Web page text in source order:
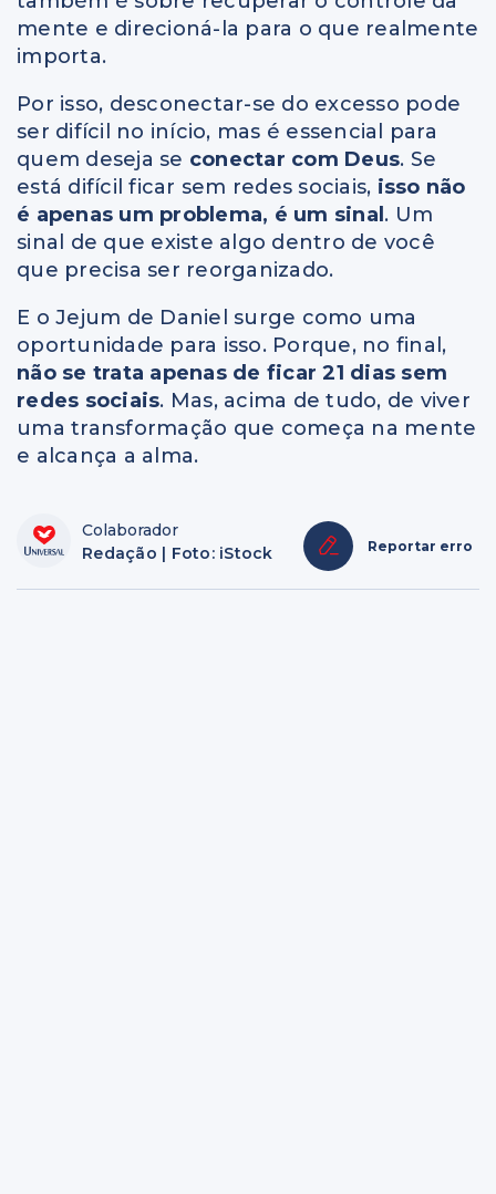
mente e direcioná-la para o que realmente
importa.
Por isso, desconectar-se do excesso pode
ser difícil no início, mas é essencial para
quem deseja se conectar com Deus. Se
está difícil ficar sem redes sociais, isso não
é apenas um problema, é um sinal. Um
sinal de que existe algo dentro de você
que precisa ser reorganizado.
E o Jejum de Daniel surge como uma
oportunidade para isso. Porque, no final,
não se trata apenas de ficar 21 dias sem
redes sociais. Mas, acima de tudo, de viver
uma transformação que começa na mente
e alcança a alma.
Colaborador
Redação | Foto: iStock
Reportar erro